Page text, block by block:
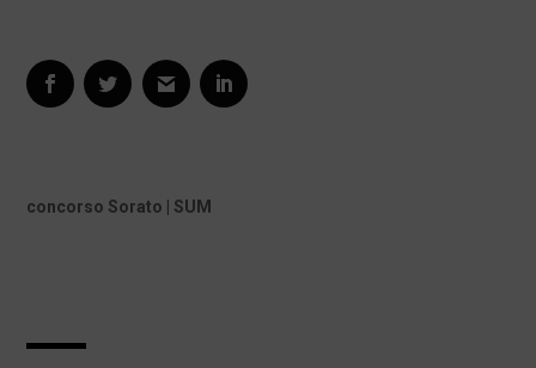
concorso Sorato | SUM